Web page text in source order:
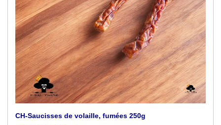
CH-Saucisses de volaille, fumées 250g